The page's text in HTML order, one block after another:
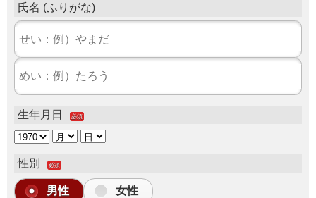
氏名 (ふりがな)
生年月日 必須
性別 必須
男性 女性